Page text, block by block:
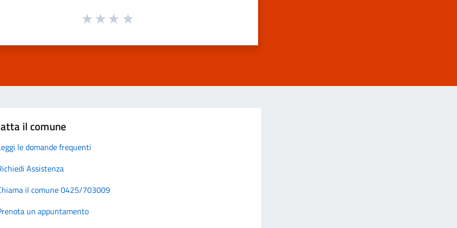
il comune
le domande frequenti
Assistenza
il comune 0425/703009
un appuntamento